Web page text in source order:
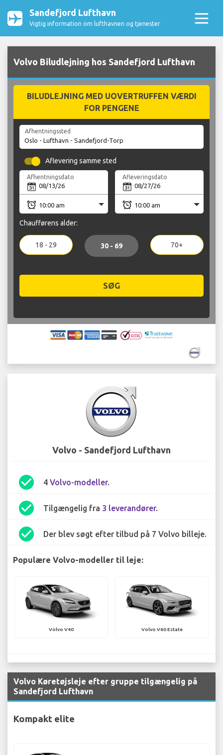
Sandefjord Lufthavn
Vigtig information om lufthavnen og tjenester
Volvo Biludlejning hos Sandefjord Lufthavn
BILUDLEJNING MED UOVERTRUFFEN VÆRDI
FOR PENGENE
Afhentningssted
Aflevering samme sted
Afhentningsdato Afleveringsdato
Chaufførens alder:
18 - 29 30 - 69 70+
SØG
Volvo - Sandefjord Lufthavn
check_circle 4 Volvo-modeller.
check_circle Tilgængelig fra 3 leverandører.
check_circle Der blev søgt efter tilbud på 7 Volvo billeje.
Populære Volvo-modeller til leje:
Volvo V40 Volvo V60 Estate
Volvo Køretøjsleje efter gruppe tilgængelig på
Sandefjord Lufthavn
Kompakt elite